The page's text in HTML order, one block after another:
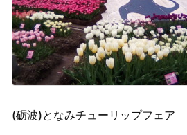
(砺波)となみチューリップフェア